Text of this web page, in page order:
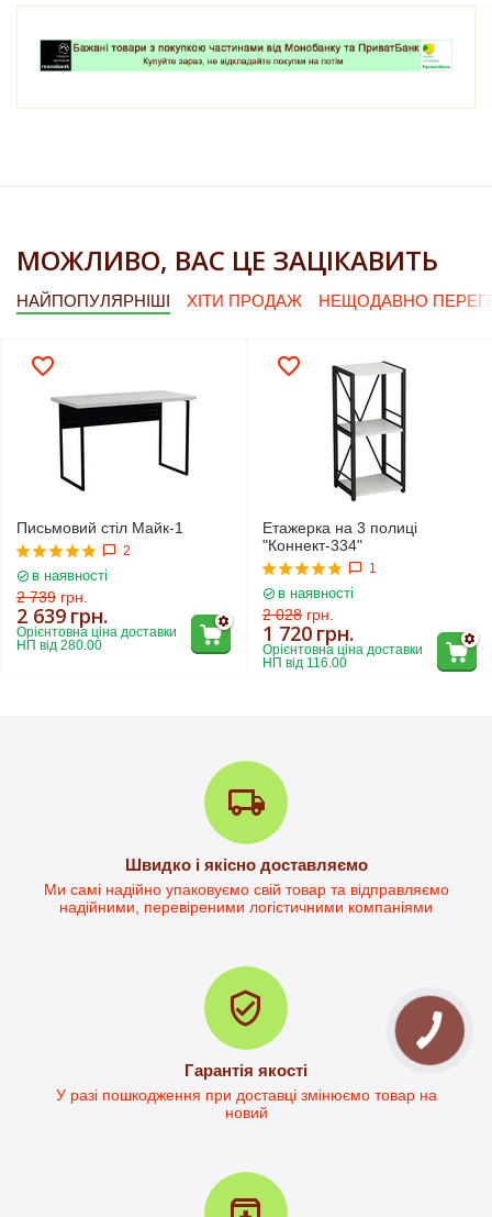
МОЖЛИВО, ВАС ЦЕ ЗАЦІКАВИТЬ
НАЙПОПУЛЯРНІШІ ХІТИ ПРОДАЖ НЕЩОДАВНО
Письмовий стіл Майк-1
2
в наявності
2 739 грн.
2 639 грн.
Орієнтовна ціна доставки
НП від 280.00
Етажерка на 3 полиці
"Коннект-334"
1
в наявності
2 028 грн.
1 720 грн.
Орієнтовна ціна доставки
НП від 116.00
Письмовий стіл Дейв-1
в наявності
Стіл письмовий Дейв-2L
в наявності
Орієнтовна ціна доставки
НП від 284.00
Швидко і якісно доставляємо
Ми самі надійно упаковуємо свій товар та відправляємо
надійними, перевіреними логістичними компаніями
Гарантія якості
У разі пошкодження при доставці змінюємо товар на
новий